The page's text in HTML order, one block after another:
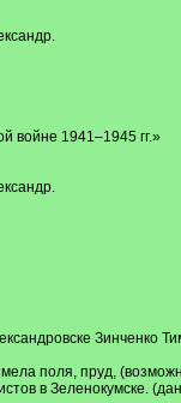
войне 1941–1945 гг.»
Зинченко
поля, пруд,
в Зеленокумске.